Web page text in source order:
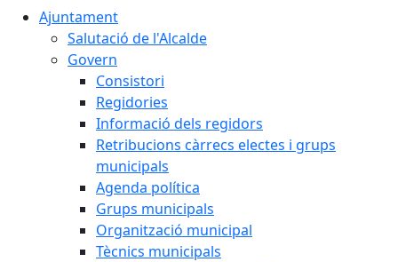
Ajuntament
Salutació de l'Alcalde
Govern
Consistori
Regidories
Informació dels regidors
Retribucions càrrecs electes i grups
municipals
Agenda política
Grups municipals
Organització municipal
Tècnics municipals